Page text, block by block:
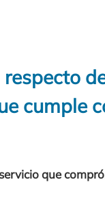
cumple
que